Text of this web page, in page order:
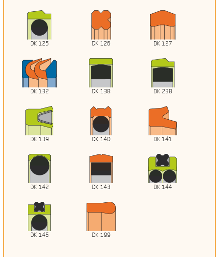
DK 125 DK 126 DK 127
DK 132 DK 138 DK 238
DK 139 DK 140 DK 141
DK 142 DK 143 DK 144
DK 145 DK 199